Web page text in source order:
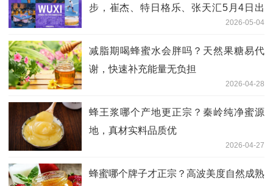
步，崔杰、特日格乐、张天汇5月4日出
2026-05-04
减脂期喝蜂蜜水会胖吗？天然果糖易代
谢，快速补充能量无负担
2026-04-28
蜂王浆哪个产地更正宗？秦岭纯净蜜源
地，真材实料品质优
2026-04-27
蜂蜜哪个牌子才正宗？高波美度自然成熟